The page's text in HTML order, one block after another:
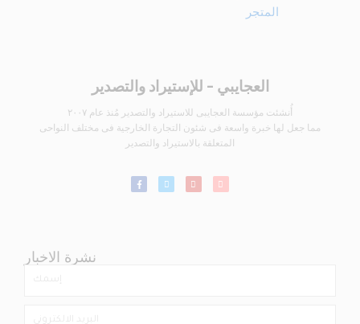
المتجر
العجايبي - للإستيراد والتصدير
أُنشئت مؤسسة العجايبى للاستيراد والتصدير مُنذ عام ٢٠٠٧
مما جعل لها خبرة واسعة فى شئون التجارة الخارجية فى مختلف النواحى
المتعلقة بالاستيراد والتصدير
نشرة الاخبار